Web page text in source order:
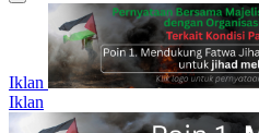
Iklan
Iklan